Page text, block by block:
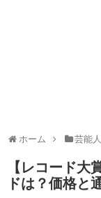
ホーム 芸能人
【レコード大
ドは？価格と